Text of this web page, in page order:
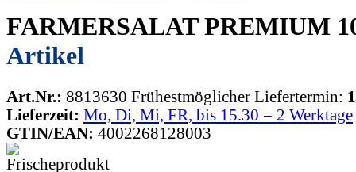
FARMERSALAT PREMIUM
Artikel
Art.Nr.: 8813630 Frühestmöglicher Liefertermin:
Lieferzeit: Mo, Di, Mi, FR, bis 15.30 = 2 Werktage
GTIN/EAN: 4002268128003